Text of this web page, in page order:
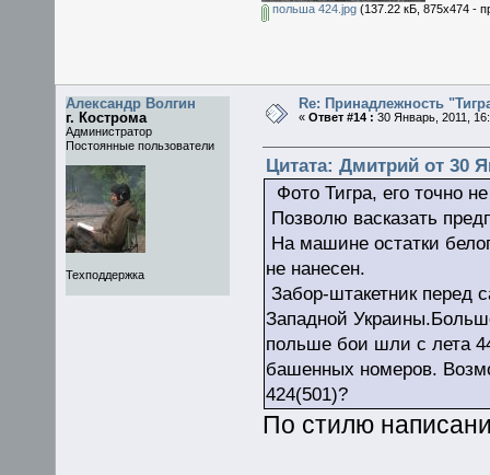
польша 424.jpg (137.22 кБ, 875x474 -
Александр Волгин
г. Кострома
Администратор
Постоянные пользователи
Техподдержка
Re: Принадлежность
« Ответ #14 : 30 Январь, 2011,
Цитата: Дмитрий от 30
Фото Тигра, его точно
Позволю васказать
На машине остатки
не нанесен.
Забор-штакетник перед
Западной
польше бои шли с лета
башенных номеров.
424(501)?
По стилю